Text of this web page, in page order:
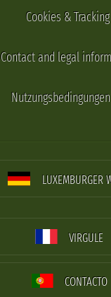
Cookies & Tracking
Contact and legal
Nutzungsbedingungen
LUXEMBURGER
VIRGULE
CONTACTO